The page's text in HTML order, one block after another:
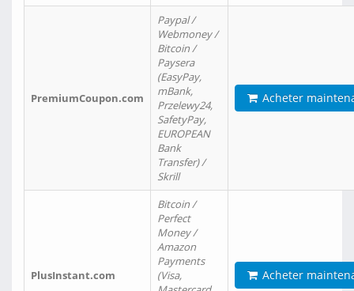
PremiumCoupon.com
Paypal /
Webmoney /
Bitcoin /
Paysera
(EasyPay,
mBank,
Przelewy24,
SafetyPay,
EUROPEAN
Bank
Transfer) /
Skrill
Acheter
PlusInstant.com
Bitcoin /
Perfect
Money /
Amazon
Payments
(Visa,
Acheter